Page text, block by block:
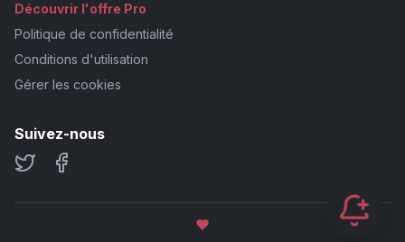
Découvrir l'offre Pro
Politique de confidentialité
Conditions d'utilisation
Gérer les cookies
Suivez-nous